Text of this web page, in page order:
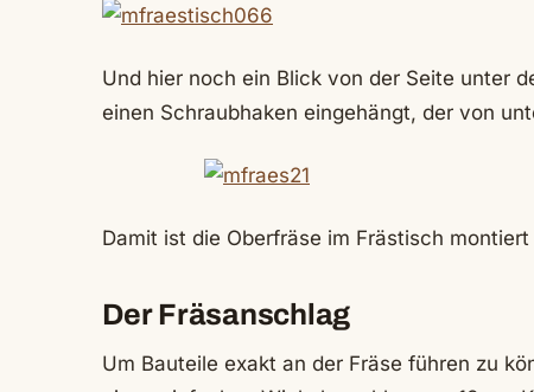
Und hier noch ein Blick von der Seite unter
einen Schraubhaken eingehängt, der von
Damit ist die Oberfräse im Frästisch
Der Fräsanschlag
Um Bauteile exakt an der Fräse führen zu